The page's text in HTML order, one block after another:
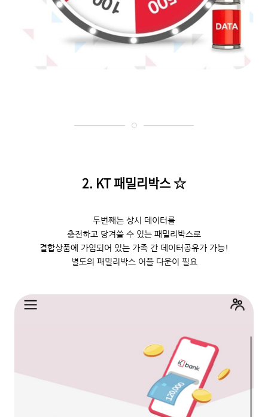
2. KT 패밀리박스☆
두번째는 상시 데이터를
충전하고 당겨쓸 수 있는 패밀리박스로
결합상품에 가입되어 있는 가족 간 데이터공유가 가능!
별도의 패밀리박스 어플 다운이 필요